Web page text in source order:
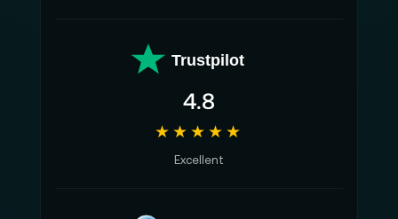
Trustpilot
4.8
★★★★★
Excellent